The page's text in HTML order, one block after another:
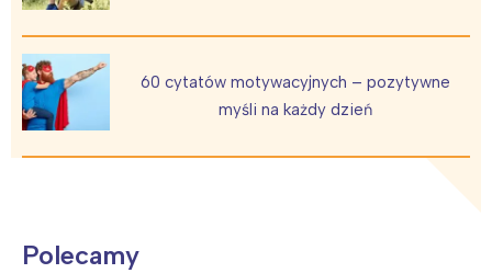
60 cytatów motywacyjnych – pozytywne
myśli na każdy dzień
Polecamy